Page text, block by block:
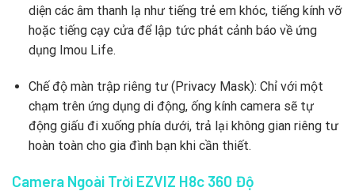
diện các âm thanh lạ như tiếng trẻ em khóc, tiếng kính vỡ
hoặc tiếng cạy cửa để lập tức phát cảnh báo về ứng
dụng Imou Life.
Chế độ màn trập riêng tư (Privacy Mask): Chỉ với một
chạm trên ứng dụng di động, ống kính camera sẽ tự
động giấu đi xuống phía dưới, trả lại không gian riêng tư
hoàn toàn cho gia đình bạn khi cần thiết.
Camera Ngoài Trời EZVIZ H8c 360 Độ